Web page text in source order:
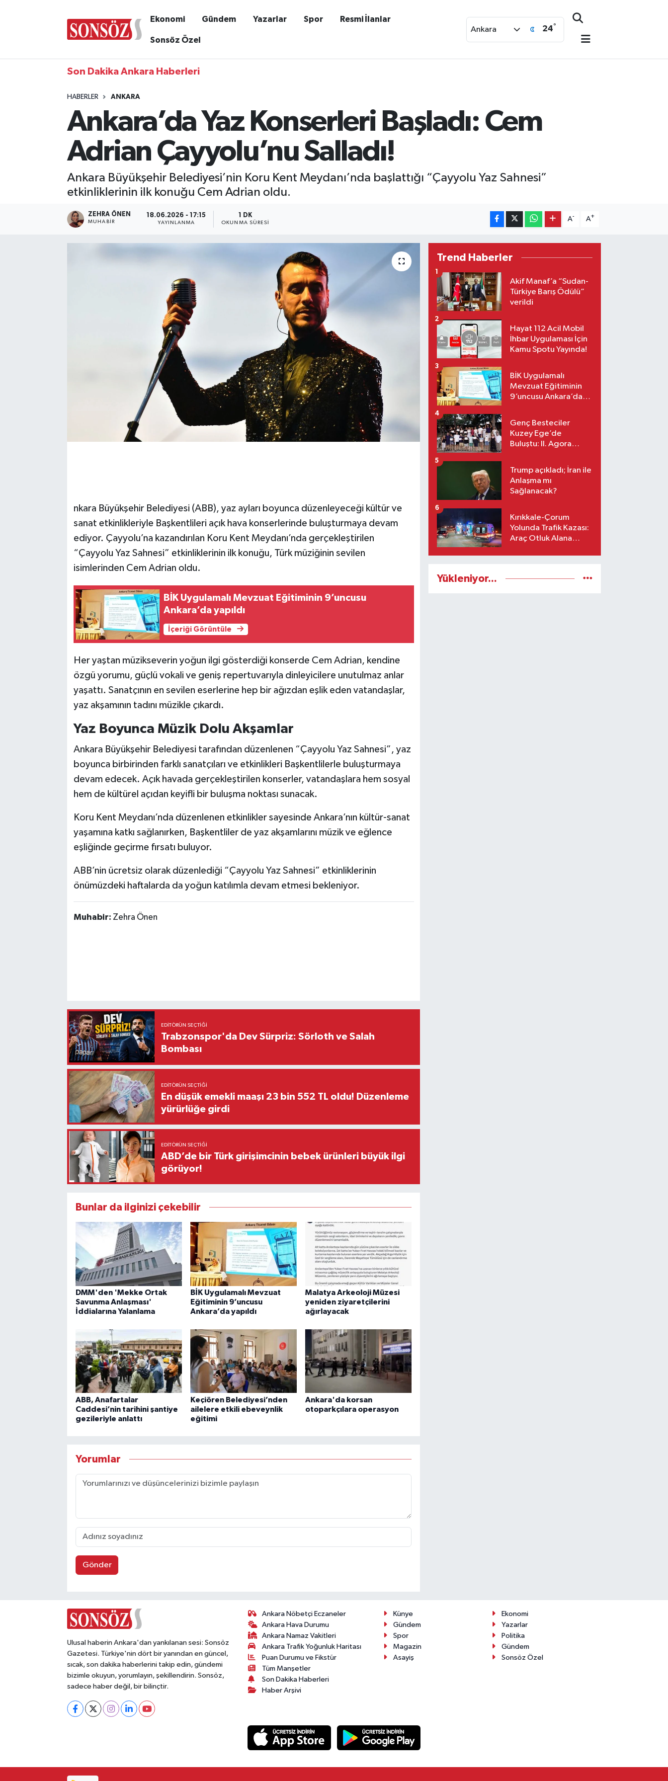
Ekonomi Gündem Yazarlar Spor Resmi İlanlar
Sonsöz Özel
Ankara 24°
Son Dakika Ankara Haberleri
HABERLER ANKARA
Ankara’da Yaz Konserleri Başladı: Cem
Adrian Çayyolu’nu Salladı!
Ankara Büyükşehir Belediyesi’nin Koru Kent Meydanı’nda başlattığı “Çayyolu Yaz Sahnesi”
etkinliklerinin ilk konuğu Cem Adrian oldu.
ZEHRA ÖNEN
MUHABIR
18.06.2026 - 17:15
YAYINLANMA
1 DK
OKUNMA SÜRESI
A- A+
nkara Büyükşehir Belediyesi (ABB), yaz ayları boyunca düzenleyeceği kültür ve
sanat etkinlikleriyle Başkentlileri açık hava konserlerinde buluşturmaya devam
ediyor. Çayyolu’na kazandırılan Koru Kent Meydanı’nda gerçekleştirilen
“Çayyolu Yaz Sahnesi” etkinliklerinin ilk konuğu, Türk müziğinin sevilen
isimlerinden Cem Adrian oldu.
BİK Uygulamalı Mevzuat Eğitiminin 9’uncusu
Ankara’da yapıldı
İçeriği Görüntüle
Her yaştan müzikseverin yoğun ilgi gösterdiği konserde Cem Adrian, kendine
özgü yorumu, güçlü vokali ve geniş repertuvarıyla dinleyicilere unutulmaz anlar
yaşattı. Sanatçının en sevilen eserlerine hep bir ağızdan eşlik eden vatandaşlar,
yaz akşamının tadını müzikle çıkardı.
Yaz Boyunca Müzik Dolu Akşamlar
Ankara Büyükşehir Belediyesi tarafından düzenlenen “Çayyolu Yaz Sahnesi”, yaz
boyunca birbirinden farklı sanatçıları ve etkinlikleri Başkentlilerle buluşturmaya
devam edecek. Açık havada gerçekleştirilen konserler, vatandaşlara hem sosyal
hem de kültürel açıdan keyifli bir buluşma noktası sunacak.
Koru Kent Meydanı’nda düzenlenen etkinlikler sayesinde Ankara’nın kültür-sanat
yaşamına katkı sağlanırken, Başkentliler de yaz akşamlarını müzik ve eğlence
eşliğinde geçirme fırsatı buluyor.
ABB’nin ücretsiz olarak düzenlediği “Çayyolu Yaz Sahnesi” etkinliklerinin
önümüzdeki haftalarda da yoğun katılımla devam etmesi bekleniyor.
Muhabir: Zehra Önen
EDITÖRÜN SEÇTIĞI
Trabzonspor'da Dev Sürpriz: Sörloth ve Salah
Bombası
EDITÖRÜN SEÇTIĞI
En düşük emekli maaşı 23 bin 552 TL oldu! Düzenleme
yürürlüğe girdi
EDITÖRÜN SEÇTIĞI
ABD’de bir Türk girişimcinin bebek ürünleri büyük ilgi
görüyor!
Bunlar da ilginizi çekebilir
DMM'den 'Mekke Ortak
Savunma Anlaşması'
İddialarına Yalanlama
BİK Uygulamalı Mevzuat
Eğitiminin 9’uncusu
Ankara’da yapıldı
Malatya Arkeoloji Müzesi
yeniden ziyaretçilerini
ağırlayacak
ABB, Anafartalar
Caddesi’nin tarihini şantiye
gezileriyle anlattı
Keçiören Belediyesi’nden
ailelere etkili ebeveynlik
eğitimi
Ankara'da korsan
otoparkçılara operasyon
Yorumlar
Gönder
Trend Haberler
Akif Manaf’a “Sudan-
Türkiye Barış Ödülü”
verildi
1
Hayat 112 Acil Mobil
İhbar Uygulaması İçin
Kamu Spotu Yayında!
2
BİK Uygulamalı
Mevzuat Eğitiminin
9’uncusu Ankara’da
3
Genç Besteciler
Kuzey Ege’de
Buluştu: II. Agora
4
Trump açıkladı; İran ile
Anlaşma mı
Sağlanacak?
5
Kırıkkale-Çorum
Yolunda Trafik Kazası:
Araç Otluk Alana
6
Yükleniyor...
Ulusal haberin Ankara'dan yankılanan sesi: Sonsöz
Gazetesi. Türkiye'nin dört bir yanından en güncel,
sıcak, son dakika haberlerini takip edin, gündemi
bizimle okuyun, yorumlayın, şekillendirin. Sonsöz,
sadece haber değil, bir bilinçtir.
Ankara Nöbetçi Eczaneler
Ankara Hava Durumu
Ankara Namaz Vakitleri
Ankara Trafik Yoğunluk Haritası
Puan Durumu ve Fikstür
Tüm Manşetler
Son Dakika Haberleri
Haber Arşivi
Künye
Ekonomi
Gündem
Yazarlar
Spor
Politika
Magazin
Gündem
Asayiş
Sonsöz Özel